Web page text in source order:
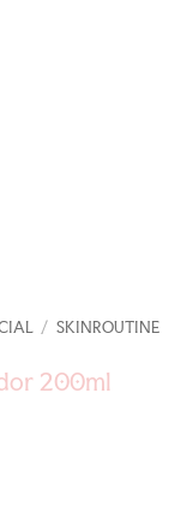
/ SKINROUTINE
200ml